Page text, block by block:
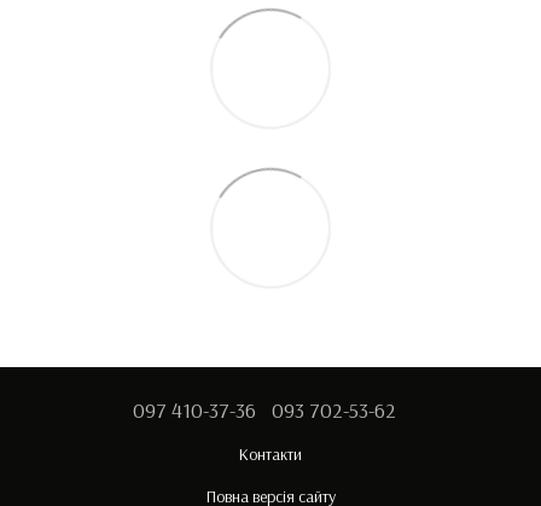
097 410-37-36 093 702-53-62
Контакти
Повна версія сайту